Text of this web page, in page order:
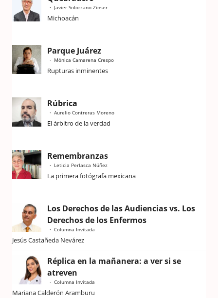
Javier Solorzano Zinser
Michoacán
Parque Juárez
Mónica Camarena Crespo
Rupturas inminentes
Rúbrica
Aurelio Contreras Moreno
El árbitro de la verdad
Remembranzas
Leticia Perlasca Núñez
La primera fotógrafa mexicana
Los Derechos de las Audiencias vs. Los
Derechos de los Enfermos
Columna Invitada
Jesús Castañeda Nevárez
Réplica en la mañanera: a ver si se
atreven
Columna Invitada
Mariana Calderón Aramburu